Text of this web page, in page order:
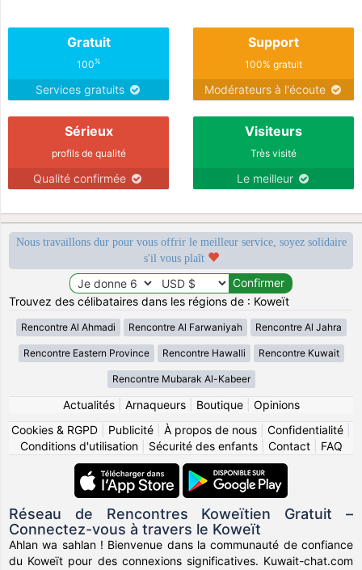
Gratuit
100%
Services gratuits
Support
100% gratuit
Modérateurs à l'écoute
Sérieux
profils de qualité
Qualité confirmée
Visiteurs
Très visité
Le meilleur
Nous travaillons dur pour vous offrir le meilleur service, soyez solidaire
s'il vous plaît
Trouvez des célibataires dans les régions de : Koweït
Rencontre Al Ahmadi Rencontre Al Farwaniyah Rencontre Al Jahra
Rencontre Eastern Province Rencontre Hawalli Rencontre Kuwait
Rencontre Mubarak Al-Kabeer
Actualités| Arnaqueurs| Boutique| Opinions
Cookies & RGPD
Publicité À propos de nous Confidentialité
Conditions d'utilisation| Sécurité des enfants| Contact| FAQ
Réseau de Rencontres Koweïtien Gratuit –
Connectez-vous à travers le Koweït
Ahlan wa sahlan ! Bienvenue dans la communauté de confiance
du Koweït pour des connexions significatives. Kuwait-chat.com